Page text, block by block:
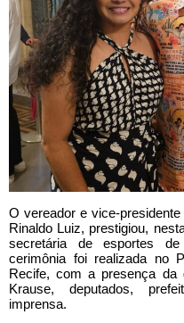
O vereador e vice-
Rinaldo Luiz, prestigiou,
secretária de esportes
cerimônia foi realizada no
Recife, com a presença da
Krause, deputados,
imprensa.